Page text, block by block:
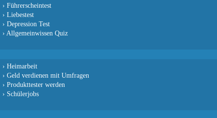
› Führerscheintest
› Liebestest
› Depression Test
› Allgemeinwissen Quiz
› Heimarbeit
› Geld verdienen mit Umfragen
› Produkttester werden
› Schülerjobs